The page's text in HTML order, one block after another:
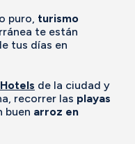
puro, turismo
te están
tus días en
de la ciudad y
recorrer las playas
buen arroz en